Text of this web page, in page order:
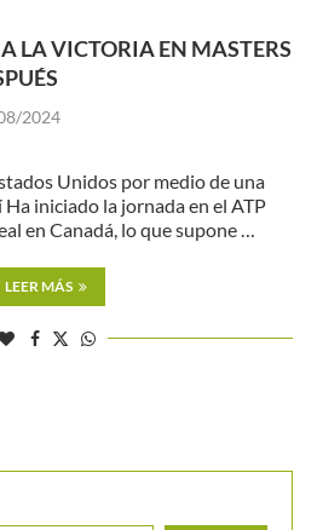
LA VICTORIA EN MASTERS
2024
Unidos por medio de una
iniciado la jornada en el ATP
en Canadá, lo que supone …
LEER MÁS